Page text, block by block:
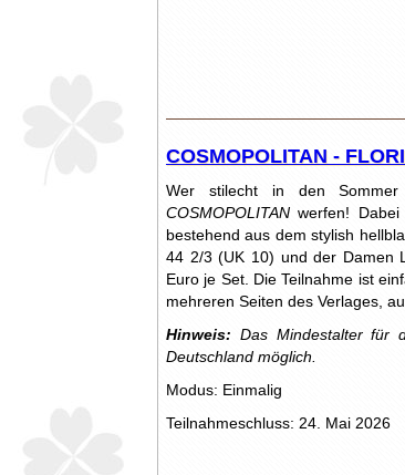
COSMOPOLITAN -
Wer stilecht in den
COSMOPOLITAN werfen!
bestehend aus dem stylish
44 2/3 (UK 10) und der Damen
Euro je Set. Die Teilnahme ist
mehreren Seiten des Verlages,
Hinweis: Das Mindestalter für
Deutschland möglich.
Modus: Einmalig
Teilnahmeschluss: 24. Mai 2026